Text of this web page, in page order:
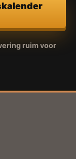
ruim voor